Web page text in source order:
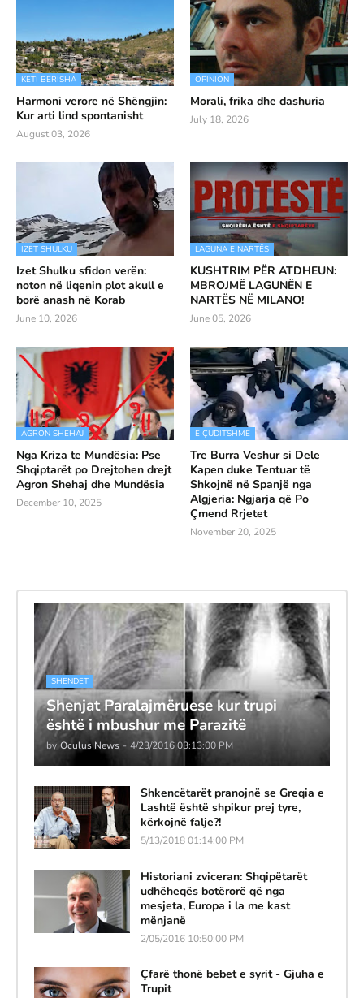
KETI BERISHA
Harmoni verore në Shëngjin:
Kur arti lind spontanisht
August 03, 2026
OPINION
Morali, frika dhe dashuria
July 18, 2026
IZET SHULKU
Izet Shulku sfidon verën:
noton në liqenin plot akull e
borë anash në Korab
June 10, 2026
LAGUNA E NARTËS
KUSHTRIM PËR ATDHEUN:
MBROJMË LAGUNËN E
NARTËS NË MILANO!
June 05, 2026
AGRON SHEHAJ
Nga Kriza te Mundësia: Pse
Shqiptarët po Drejtohen drejt
Agron Shehaj dhe Mundësia
December 10, 2025
E ÇUDITSHME
Tre Burra Veshur si Dele
Kapen duke Tentuar të
Shkojnë në Spanjë nga
Algjeria: Ngjarja që Po
Çmend Rrjetet
November 20, 2025
SHENDET
Shenjat Paralajmëruese kur trupi
është i mbushur me Parazitë
by Oculus News - 4/23/2016 03:13:00 PM
Shkencëtarët pranojnë se Greqia e
Lashtë është shpikur prej tyre,
kërkojnë falje?!
5/13/2018 01:14:00 PM
Historiani zviceran: Shqipëtarët
udhëheqës botërorë që nga
mesjeta, Europa i la me kast
mënjanë
2/05/2016 10:50:00 PM
Çfarë thonë bebet e syrit - Gjuha e
Trupit